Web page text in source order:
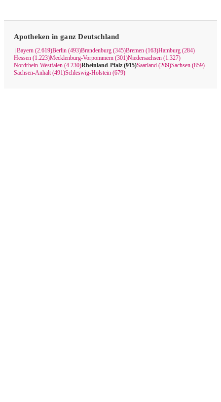
Apotheken in ganz Deutschland
Bayern (2.619)Berlin (493)Brandenburg (345)Bremen (163)Hamburg (284)
Hessen (1.223)Mecklenburg-Vorpommern (301)Niedersachsen (1.327)
Nordrhein-Westfalen (4.230)Rheinland-Pfalz (915)Saarland (209)Sachsen (859)
Sachsen-Anhalt (491)Schleswig-Holstein (679)